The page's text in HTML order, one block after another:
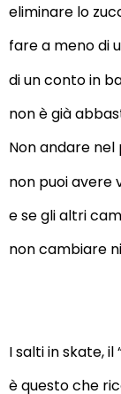
eliminare lo
fare a meno di
di un conto in
non è già
Non andare nel
non puoi avere
e se gli altri
non cambiare
I salti in skate, il
è questo che